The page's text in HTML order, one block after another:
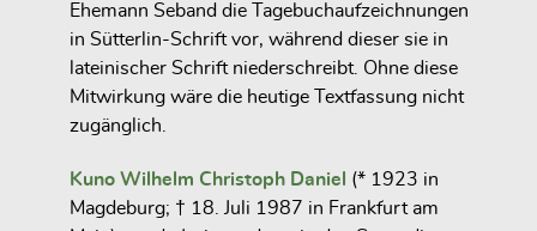
Ehemann Seband die Tagebuchaufzeichnungen
in Sütterlin-Schrift vor, während dieser sie in
lateinischer Schrift niederschreibt. Ohne diese
Mitwirkung wäre die heutige Textfassung nicht
zugänglich.
Kuno Wilhelm Christoph Daniel
(* 1923 in
Magdeburg; † 18. Juli 1987 in Frankfurt am